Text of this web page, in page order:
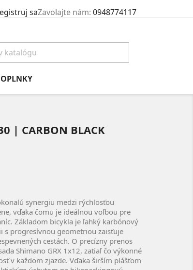
saZavolajte nám: 0948774117
| CARBON BLACK
synergiu medzi rýchlosťou
vďaka čomu je ideálnou voľbou pre
Základom bicykla je ľahký karbónový
s progresívnou geometriou zaisťuje
cestách. O precízny prenos
Shimano GRX 1x12, zatiaľ čo výkonné
v každom zjazde. Vďaka širším plášťom